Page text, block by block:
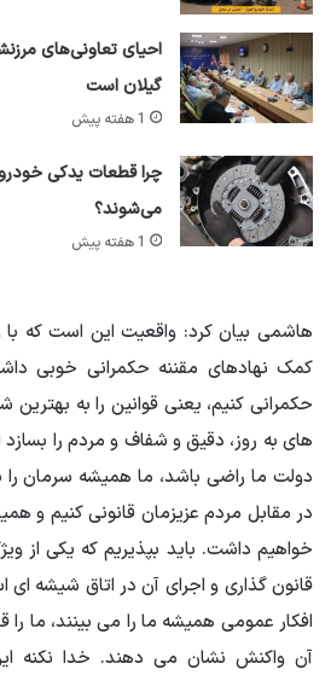
احیای تعاونی‌های
گیلان است
1 هفته پیش
چرا قطعات یدکی خودرو
می‌شوند؟
1 هفته پیش
هاشمی بیان کرد: واقعیت این است که با
کمک نهادهای مقننه حکمرانی خوبی
حکمرانی کنیم، یعنی قوانین را به بهترین
های به روز، دقیق و شفاف و مردم را بسازد
دولت ما راضی باشد، ما همیشه سرمان را
در مقابل مردم عزیزمان قانونی کنیم و
خواهیم داشت. باید بپذیریم که یکی از
قانون گذاری و اجرای آن در اتاق شیشه
افکار عمومی همیشه ما را می بینند، ما
آن واکنش نشان می دهند. خدا نکنه